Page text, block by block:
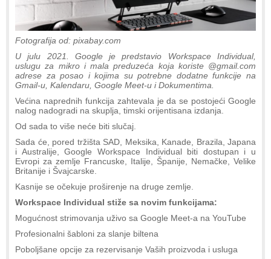
Fotografija od: pixabay.com
U julu 2021. Google je predstavio Workspace Individual,
uslugu za mikro i mala preduzeća koja koriste @gmail.com
adrese za posao i kojima su potrebne dodatne funkcije na
Gmail-u, Kalendaru, Google Meet-u i Dokumentima.
Većina naprednih funkcija zahtevala je da se postojeći Google
nalog nadogradi na skuplja, timski orijentisana izdanja.
Od sada to više neće biti slučaj.
Sada će, pored tržišta SAD, Meksika, Kanade, Brazila, Japana
i Australije, Google Workspace Individual biti dostupan i u
Evropi za zemlje Francuske, Italije, Španije, Nemačke, Velike
Britanije i Švajcarske.
Kasnije se očekuje proširenje na druge zemlje.
Workspace Individual stiže sa novim funkcijama:
Mogućnost strimovanja uživo sa Google Meet-a na YouTube
Profesionalni šabloni za slanje biltena
Poboljšane opcije za rezervisanje Vaših proizvoda i usluga